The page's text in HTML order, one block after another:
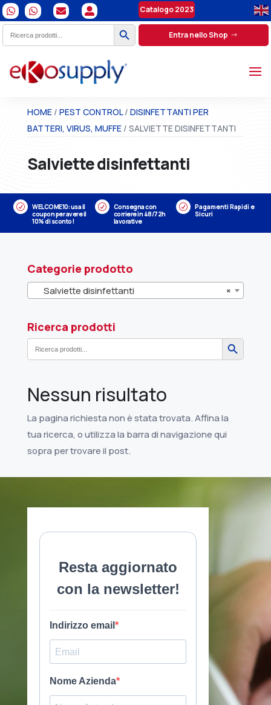
    Catalogo 2023
Search
for:
Search Button
Entra nello Shop
HOME/ PEST CONTROL/ DISINFETTANTI PER
BATTERI, VIRUS, MUFFE/ SALVIETTE DISINFETTANTI
Salviette disinfettanti
R
WELCOME10: usa il
coupon per avere il
10% di sconto!
R
Consegna con
corriere in 48/72h
lavorative
R
Pagamenti Rapidi e
Sicuri
Categorie prodotto
×
Salviette disinfettanti
Ricerca prodotti
Search
for:
Search Button
Nessun risultato
La pagina richiesta non è stata trovata. Affina la
tua ricerca, o utilizza la barra di navigazione qui
sopra per trovare il post.